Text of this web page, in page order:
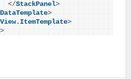
</StackPanel>
DataTemplate>
>
>